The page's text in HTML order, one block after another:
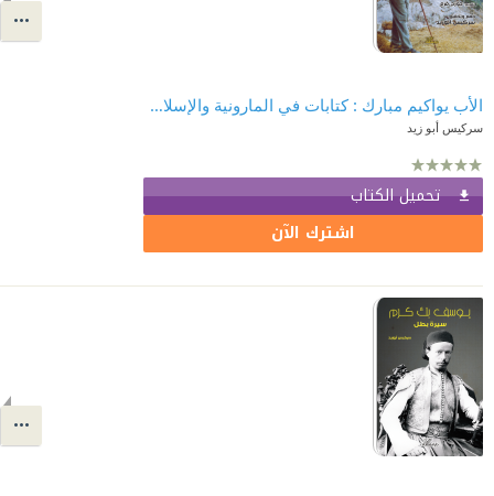
الأب يواكيم مبارك : كتابات في المارونية والإسلام وفلسطين
سركيس أبو زيد
تحميل الكتاب
اشترك الآن